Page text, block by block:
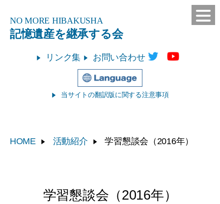
NO MORE HIBAKUSHA
記憶遺産を継承する会
リンク集 お問い合わせ
当サイトの翻訳版に関する注意事項
HOME 活動紹介 学習懇談会 （2016年）
学習懇談会 （2016年）